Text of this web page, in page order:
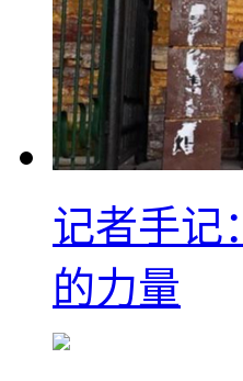
记者手记
的力量